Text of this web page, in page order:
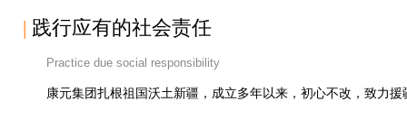
| 践行应有的社会责任
Practice due social responsibility
康元集团扎根祖国沃土新疆，成立多年以来，初心不改，致力